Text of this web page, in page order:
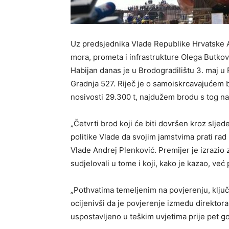
Uz predsjednika Vlade Republike
mora, prometa i infrastrukture Olega
Habijan danas je u Brodogradilištu 3. maj
Gradnja 527. Riječ je o
nosivosti 29.300 t, najdužem brodu s tog
„Četvrti brod koji će biti dovršen kroz
politike Vlade da svojim jamstvima prati
Vlade Andrej Plenković. Premijer je
sudjelovali u tome i koji, kako je kazao,
„Pothvatima temeljenim na povjerenju,
ocijenivši da je povjerenje između
uspostavljeno u teškim uvjetima prije pet